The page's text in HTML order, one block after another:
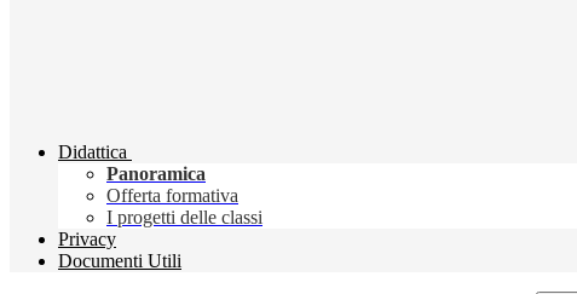
Didattica
Panoramica
Offerta formativa
I progetti delle classi
Privacy
Documenti Utili